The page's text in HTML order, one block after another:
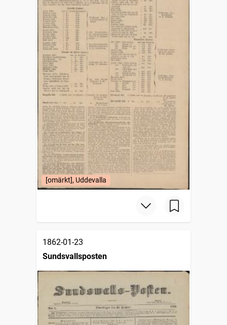
[omärkt], Uddevalla
1862-01-23
Sundsvallsposten